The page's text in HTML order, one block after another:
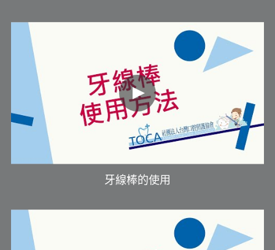
牙線棒的使用